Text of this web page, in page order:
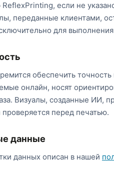
ReflexPrinting, если не
переданные клиентами,
для выполнения
обеспечить
онлайн, носят
Визуалы, созданные ИИ,
перед печатью.
данные
данных описан в нашей